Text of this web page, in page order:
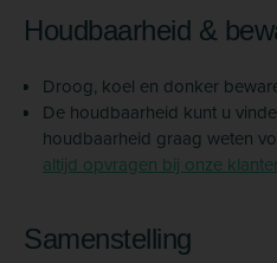
Houdbaarheid &
Droog, koel en donker
De houdbaarheid kunt u
houdbaarheid graag weten
altijd opvragen bij onze
Samenstelling